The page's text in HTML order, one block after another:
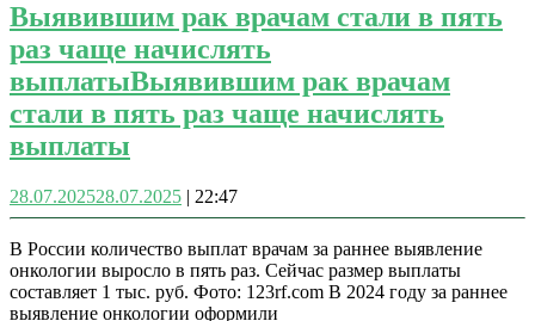
Выявившим рак врачам стали в пять
раз чаще начислять
выплатыВыявившим рак врачам
стали в пять раз чаще начислять
выплаты
28.07.202528.07.2025 | 22:47
В России количество выплат врачам за раннее выявление
онкологии выросло в пять раз. Сейчас размер выплаты
составляет 1 тыс. руб. Фото: 123rf.com В 2024 году за раннее
выявление онкологии оформили